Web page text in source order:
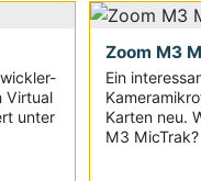
Virtual
unter
Zoom M3
Ein
Karten neu.
M3 MicTrak?